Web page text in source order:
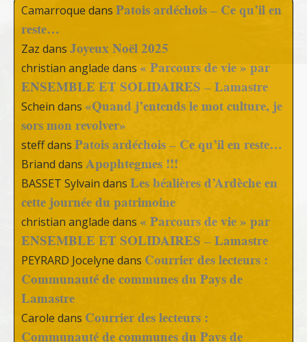
Camarroque dans Patois ardéchois – Ce qu’il en
reste…
Zaz dans Joyeux Noël 2025
christian anglade dans « Parcours de vie » par
ENSEMBLE ET SOLIDAIRES – Lamastre
Schein dans «Quand j’entends le mot culture, je
sors mon revolver»
steffdans Patois ardéchois – Ce qu’il en reste…
Briand dans Apophtegmes !!!
BASSET Sylvain dans Les béalières d’Ardèche en
cette journée du patrimoine
christian anglade dans « Parcours de vie » par
ENSEMBLE ET SOLIDAIRES – Lamastre
PEYRARD Jocelyne dans Courrier des lecteurs :
Communauté de communes du Pays de
Lamastre
Carole dans Courrier des lecteurs :
Communauté de communes du Pays de